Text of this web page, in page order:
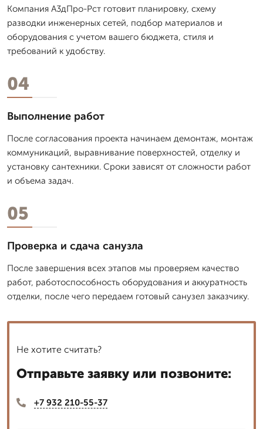
Компания А3дПро-Рст готовит планировку, схему
разводки инженерных сетей, подбор материалов и
оборудования с учетом вашего бюджета, стиля и
требований к удобству.
04
Выполнение работ
После согласования проекта начинаем демонтаж, монтаж
коммуникаций, выравнивание поверхностей, отделку и
установку сантехники. Сроки зависят от сложности работ
и объема задач.
05
Проверка и сдача санузла
После завершения всех этапов мы проверяем качество
работ, работоспособность оборудования и аккуратность
отделки, после чего передаем готовый санузел заказчику.
Не хотите считать?
Отправьте заявку или позвоните:
+7 932 210-55-37